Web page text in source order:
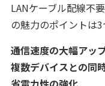
LANケーブル配線不
の魅力のポイントは3
通信速度の大幅アッ
複数デバイスとの同